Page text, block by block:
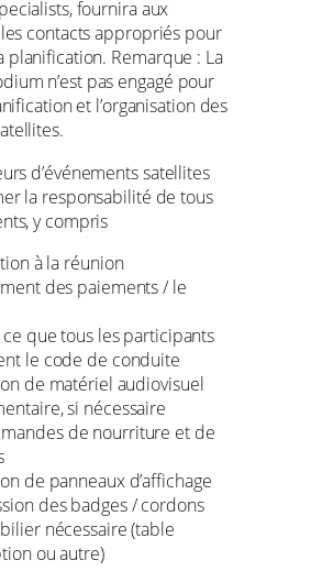
fournira aux
contacts appropriés pour
planification. Remarque : La
n’est pas engagé pour
et l’organisation des
d’événements satellites
la responsabilité de tous
y compris
à la réunion
des paiements / le
que tous les participants
le code de conduite
de matériel audiovisuel
si nécessaire
de nourriture et de
de panneaux d’affichage
des badges / cordons
nécessaire (table
ou autre)